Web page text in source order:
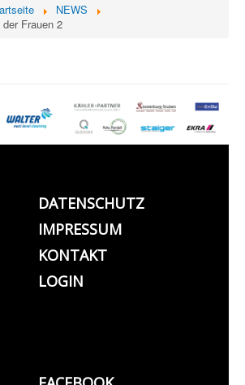
NEWS
Frauen 2
DATENSCHUTZ
IMPRESSUM
KONTAKT
LOGIN